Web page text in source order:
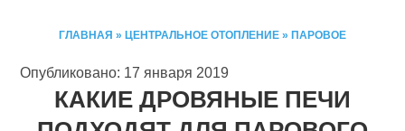
ГЛАВНАЯ » ЦЕНТРАЛЬНОЕ ОТОПЛЕНИЕ » ПАРОВОЕ
Опубликовано: 17 января 2019
КАКИЕ ДРОВЯНЫЕ ПЕЧИ